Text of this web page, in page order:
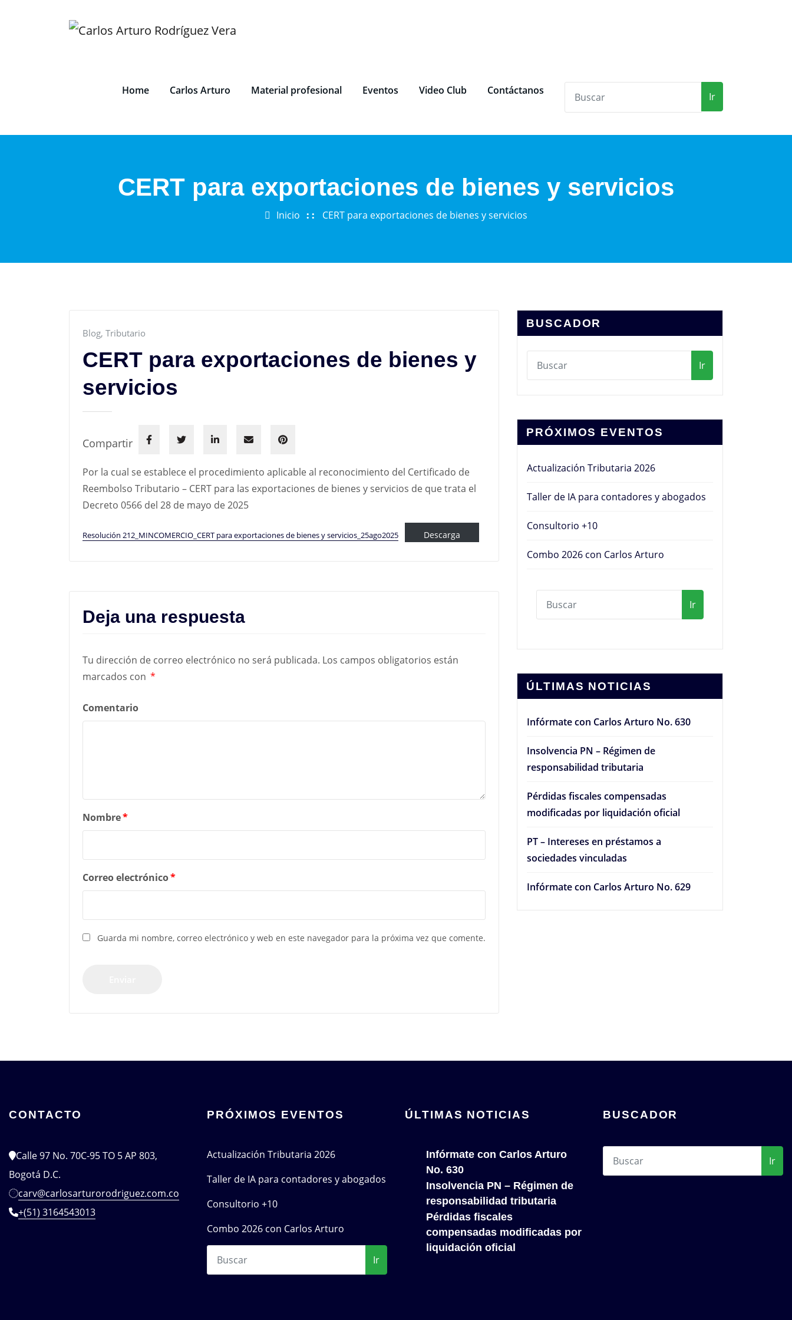
Home Carlos Arturo Material profesional Eventos Video Club Contáctanos Ir
CERT para exportaciones de bienes y servicios
Inicio CERT para exportaciones de bienes y servicios
Blog, Tributario
CERT para exportaciones de bienes y
servicios
Compartir
Por la cual se establece el procedimiento aplicable al reconocimiento del Certificado de
Reembolso Tributario – CERT para las exportaciones de bienes y servicios de que trata el
Decreto 0566 del 28 de mayo de 2025
Resolución 212_MINCOMERCIO_CERT para exportaciones de bienes y servicios_25ago2025 Descarga
Deja una respuesta
Tu dirección de correo electrónico no será publicada. Los campos obligatorios están
marcados con *
Comentario
Nombre*
Correo electrónico*
Guarda mi nombre, correo electrónico y web en este navegador para la próxima vez que comente.
BUSCADOR
Ir
PRÓXIMOS EVENTOS
Actualización Tributaria 2026
Taller de IA para contadores y abogados
Consultorio +10
Combo 2026 con Carlos Arturo
Ir
ÚLTIMAS NOTICIAS
Infórmate con Carlos Arturo No. 630
Insolvencia PN – Régimen de
responsabilidad tributaria
Pérdidas fiscales compensadas
modificadas por liquidación oficial
PT – Intereses en préstamos a
sociedades vinculadas
Infórmate con Carlos Arturo No. 629
CONTACTO
Calle 97 No. 70C-95 TO 5 AP 803,
Bogotá D.C.
carv@carlosarturorodriguez.com.co
+(51) 3164543013
PRÓXIMOS EVENTOS
Actualización Tributaria 2026
Taller de IA para contadores y abogados
Consultorio +10
Combo 2026 con Carlos Arturo
Ir
ÚLTIMAS NOTICIAS
Infórmate con Carlos Arturo
No. 630
Insolvencia PN – Régimen de
responsabilidad tributaria
Pérdidas fiscales
compensadas modificadas por
liquidación oficial
BUSCADOR
Ir